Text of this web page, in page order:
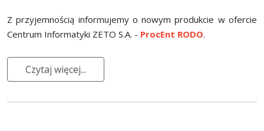
Z przyjemnością informujemy o nowym produkcie w ofercie
Centrum Informatyki ZETO S.A. - ProcEnt RODO.
Czytaj więcej...